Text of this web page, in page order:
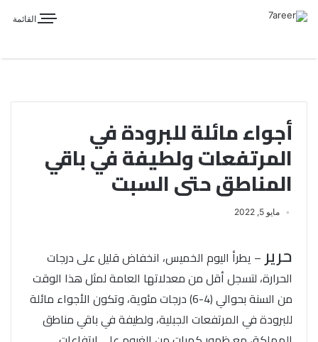
القائمة
أجواء مائلة للبرودة في
المرتفعات ولطيفة في باقي
المناطق حتى السبت
مايو 5, 2022
حرير– يطرأ اليوم الخميس، انخفاض قليل على درجات
الحرارة، لتسجل أقل من معدلاتها العامة لمثل هذا الوقت
من السنة بحوالي (4-6) درجات مئوية، وتكون الأجواء مائلة
للبرودة في المرتفعات الجبلية، ولطيفة في باقي مناطق